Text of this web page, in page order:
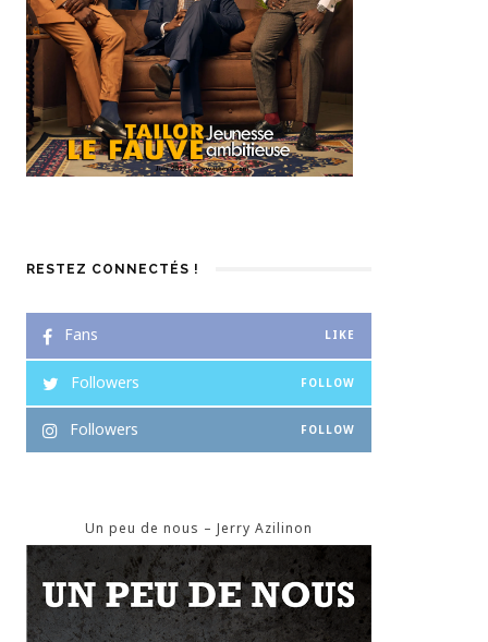
RESTEZ CONNECTÉS !
Fans LIKE
Followers FOLLOW
Followers FOLLOW
Un peu de nous – Jerry Azilinon